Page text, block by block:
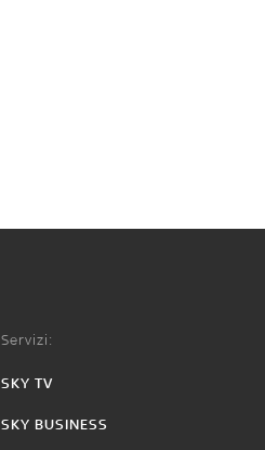
Servizi:
SKY TV
SKY BUSINESS